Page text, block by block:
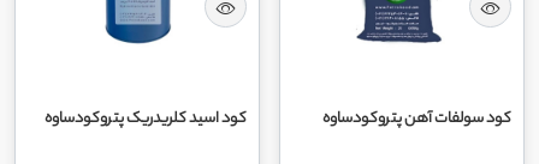
کود سولفات آهن پتروکودساوه کود اسید کلریدریک پتروکودساوه